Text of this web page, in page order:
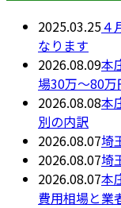
2025.03.25４
なります
2026.08.09本
場30万〜80
2026.08.08本
別の内訳
2026.08.07埼
2026.08.07埼
2026.08.07本
費用相場と業